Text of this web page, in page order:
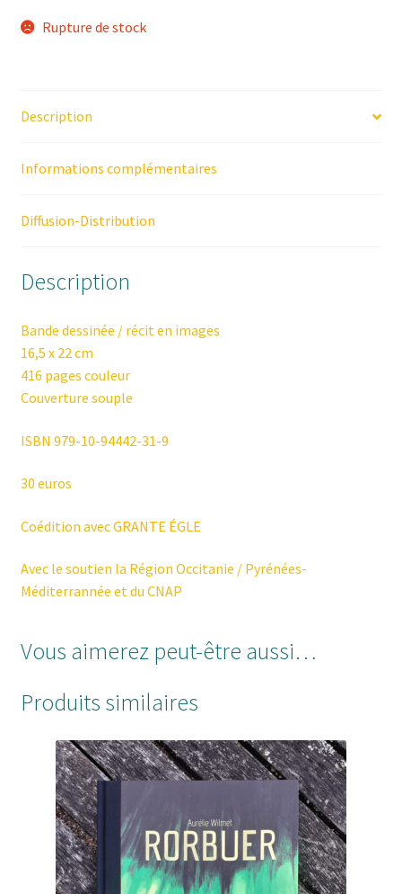
Rupture de stock
Description
Informations complémentaires
Diffusion-Distribution
Description
Bande dessinée / récit en images
16,5 x 22 cm
416 pages couleur
Couverture souple
ISBN 979-10-94442-31-9
30 euros
Coédition avecGRANTE ÉGLE
Avec le soutien la Région Occitanie / Pyrénées-
Méditerrannée et du CNAP
Vous aimerez peut-être aussi…
Produits similaires